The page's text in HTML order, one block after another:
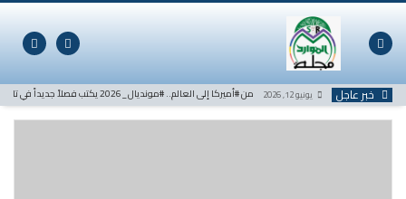
التخطي
المحتوى
خبر عاجل يونيو 12, 2026 من #أميركا إلى العالم.. #مونديال_2026 يكتب فصلاً جديداً في تاريخ كرة القدم